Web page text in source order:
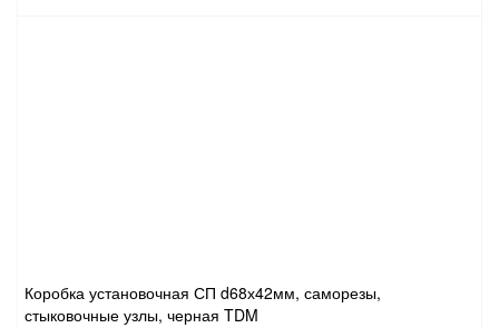
Коробка установочная СП d68х42мм, саморезы,
стыковочные узлы, черная TDM